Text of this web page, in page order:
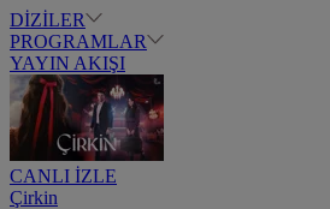
DİZİLER
PROGRAMLAR
YAYIN AKIŞI
CANLI İZLE
Çirkin